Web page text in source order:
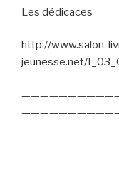
Les dédicaces
http://www.salon-
jeunesse.net/